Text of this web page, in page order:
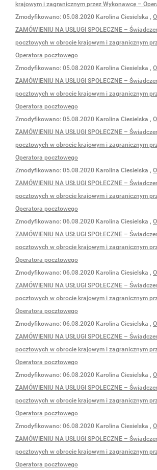
krajowym i zagranicznym przez Wykonawcę –
Zmodyfikowano: 05.08.2020 Karolina Ciesielska ,
ZAMÓWIENIU NA USŁUGI SPOŁECZNE –
pocztowych w obrocie krajowym i zagranicznym
Operatora pocztowego
Zmodyfikowano: 05.08.2020 Karolina Ciesielska ,
ZAMÓWIENIU NA USŁUGI SPOŁECZNE –
pocztowych w obrocie krajowym i zagranicznym
Operatora pocztowego
Zmodyfikowano: 05.08.2020 Karolina Ciesielska ,
ZAMÓWIENIU NA USŁUGI SPOŁECZNE –
pocztowych w obrocie krajowym i zagranicznym
Operatora pocztowego
Zmodyfikowano: 05.08.2020 Karolina Ciesielska ,
ZAMÓWIENIU NA USŁUGI SPOŁECZNE –
pocztowych w obrocie krajowym i zagranicznym
Operatora pocztowego
Zmodyfikowano: 06.08.2020 Karolina Ciesielska ,
ZAMÓWIENIU NA USŁUGI SPOŁECZNE –
pocztowych w obrocie krajowym i zagranicznym
Operatora pocztowego
Zmodyfikowano: 06.08.2020 Karolina Ciesielska ,
ZAMÓWIENIU NA USŁUGI SPOŁECZNE –
pocztowych w obrocie krajowym i zagranicznym
Operatora pocztowego
Zmodyfikowano: 06.08.2020 Karolina Ciesielska ,
ZAMÓWIENIU NA USŁUGI SPOŁECZNE –
pocztowych w obrocie krajowym i zagranicznym
Operatora pocztowego
Zmodyfikowano: 06.08.2020 Karolina Ciesielska ,
ZAMÓWIENIU NA USŁUGI SPOŁECZNE –
pocztowych w obrocie krajowym i zagranicznym
Operatora pocztowego
Zmodyfikowano: 06.08.2020 Karolina Ciesielska ,
ZAMÓWIENIU NA USŁUGI SPOŁECZNE –
pocztowych w obrocie krajowym i zagranicznym
Operatora pocztowego